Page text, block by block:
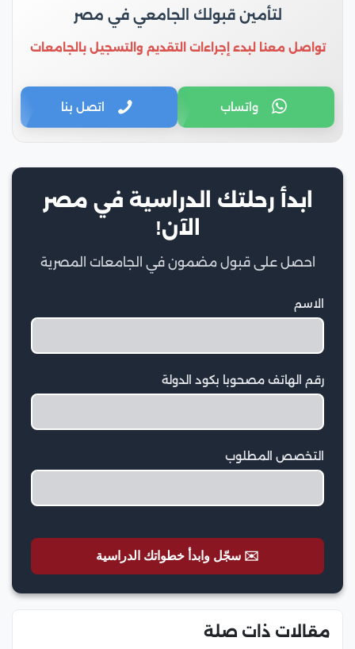
لتأمين قبولك الجامعي في مصر
تواصل معنا لبدء إجراءات التقديم والتسجيل بالجامعات
واتساب اتصل بنا
ابدأ رحلتك الدراسية في مصر
الآن!
احصل على قبول مضمون في الجامعات المصرية
الاسم
رقم الهاتف مصحوبا بكود الدولة
التخصص المطلوب
✉️ سجّل وابدأ خطواتك الدراسية
مقالات ذات صلة